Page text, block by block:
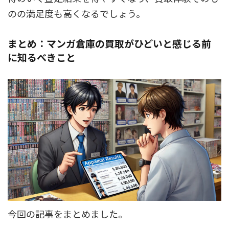
のの満足度も高くなるでしょう。
まとめ：マンガ倉庫の買取がひどいと感じる前
に知るべきこと
今回の記事をまとめました。